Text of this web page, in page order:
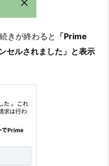
きが終わると 「Prime
セルされました」と表示